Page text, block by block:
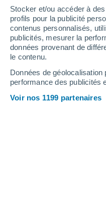
Stocker et/ou accéder à
profils pour la publicité
contenus personnalisés,
publicités, mesurer la
données provenant de
le contenu.
Données de
performance des publicités
Voir nos 1199 partenaires